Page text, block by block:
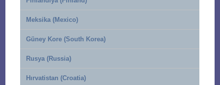
Meksika (Mexico)
Güney Kore (South Korea)
Rusya (Russia)
Hırvatistan (Croatia)